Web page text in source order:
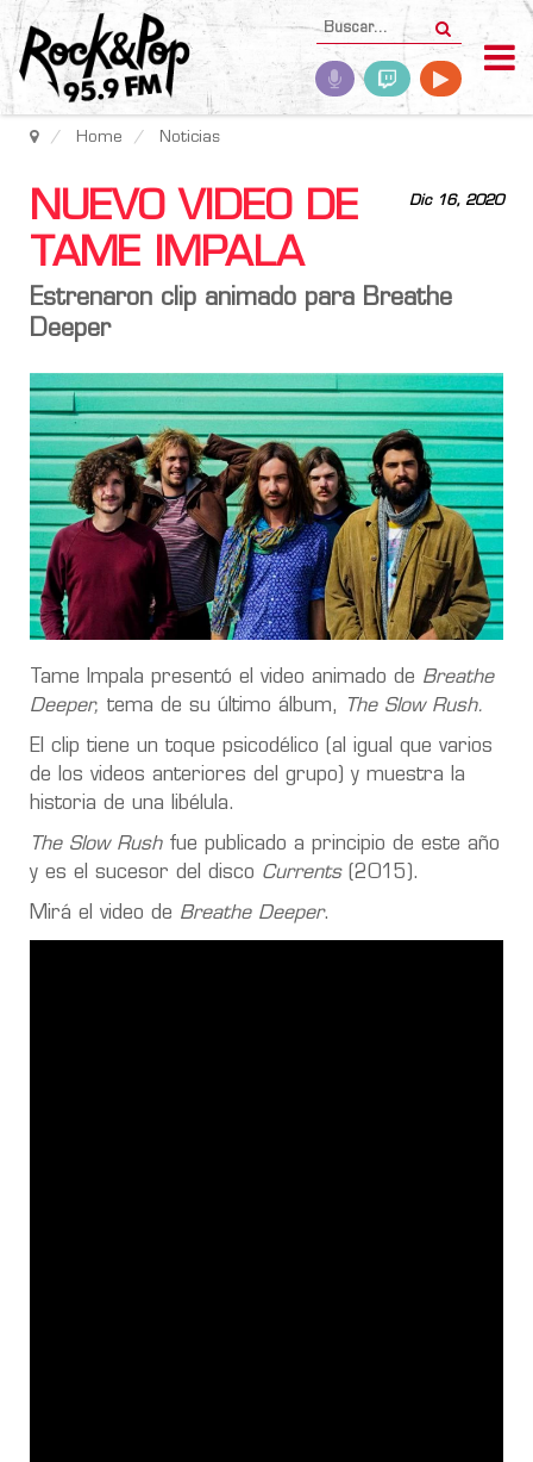
Home Noticias
Dic 16, 2020
NUEVO VIDEO DE
TAME IMPALA
Estrenaron clip animado para Breathe
Deeper
Tame Impala presentó el video animado de Breathe
Deeper, tema de su último álbum, The Slow Rush.
El clip tiene un toque psicodélico (al igual que varios
de los videos anteriores del grupo) y muestra la
historia de una libélula.
The Slow Rushfue publicado a principio de este año
y es el sucesor del disco Currents(2015).
Mirá el video de Breathe Deeper.